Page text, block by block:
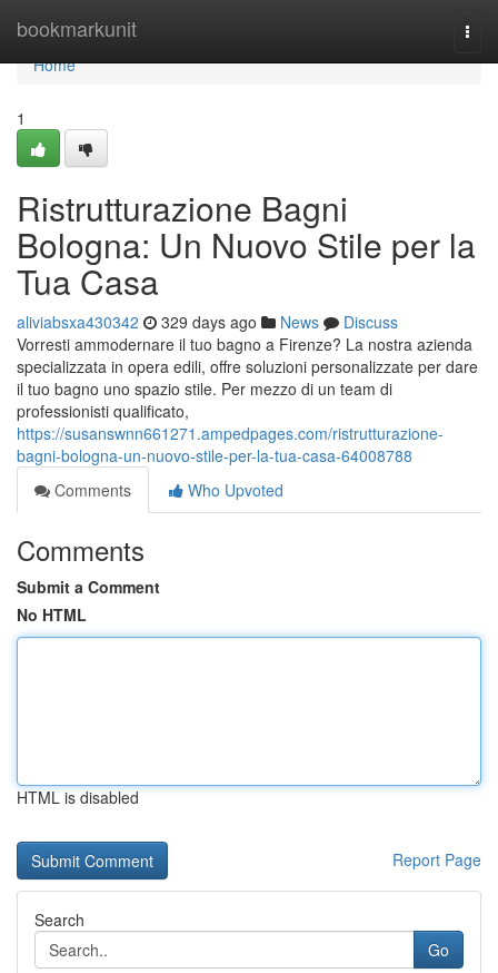
bookmarkunit
Home
Home
1
Ristrutturazione Bagni
Bologna: Un Nuovo Stile per la
Tua Casa
aliviabsxa430342 329 days ago News
Discuss
Vorresti ammodernare il tuo bagno a Firenze? La nostra azienda
specializzata in opera edili, offre soluzioni personalizzate per dare
il tuo bagno uno spazio stile. Per mezzo di un team di
professionisti qualificato,
https://susanswnn661271.ampedpages.com/ristrutturazione-
bagni-bologna-un-nuovo-stile-per-la-tua-casa-64008788
Comments
Who Upvoted
Comments
Submit a Comment
No HTML
HTML is disabled
Report Page
Search
Go